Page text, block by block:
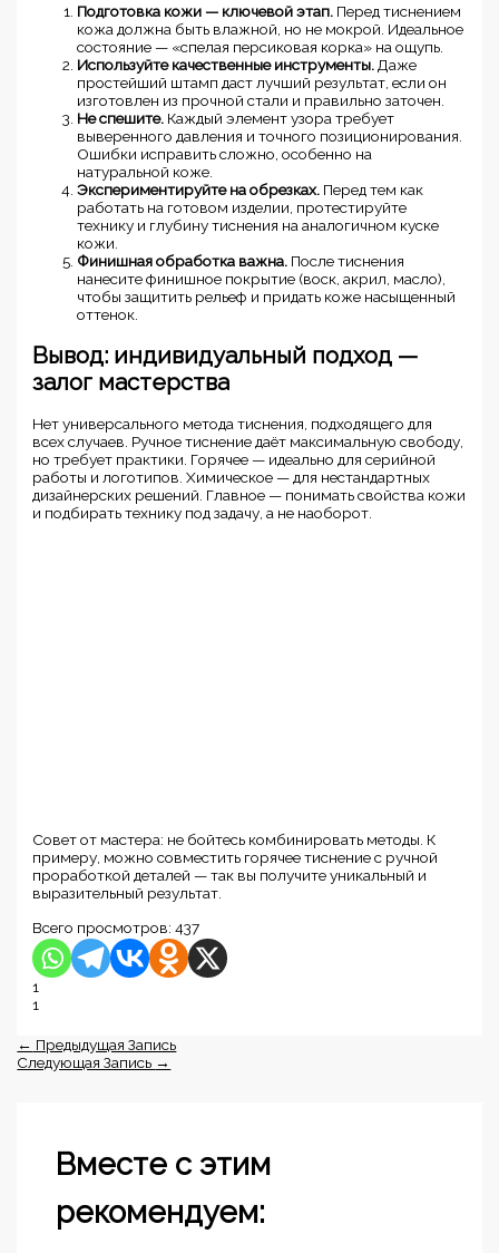
Подготовка кожи — ключевой этап. Перед тиснением
кожа должна быть влажной, но не мокрой. Идеальное
состояние — «спелая персиковая корка» на ощупь.
Используйте качественные инструменты. Даже
простейший штамп даст лучший результат, если он
изготовлен из прочной стали и правильно заточен.
Не спешите. Каждый элемент узора требует
выверенного давления и точного позиционирования.
Ошибки исправить сложно, особенно на
натуральной коже.
Экспериментируйте на обрезках. Перед тем как
работать на готовом изделии, протестируйте
технику и глубину тиснения на аналогичном куске
кожи.
Финишная обработка важна. После тиснения
нанесите финишное покрытие (воск, акрил, масло),
чтобы защитить рельеф и придать коже насыщенный
оттенок.
Вывод: индивидуальный подход —
залог мастерства
Нет универсального метода тиснения, подходящего для
всех случаев. Ручное тиснение даёт максимальную свободу,
но требует практики. Горячее — идеально для серийной
работы и логотипов. Химическое — для нестандартных
дизайнерских решений. Главное — понимать свойства кожи
и подбирать технику под задачу, а не наоборот.
Совет от мастера: не бойтесь комбинировать методы. К
примеру, можно совместить горячее тиснение с ручной
проработкой деталей — так вы получите уникальный и
выразительный результат.
Всего просмотров: 437
1
1
← Предыдущая Запись
Следующая Запись →
Вместе с этим
рекомендуем: